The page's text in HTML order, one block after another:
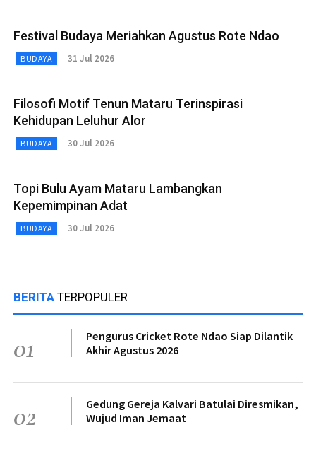
Festival Budaya Meriahkan Agustus Rote Ndao
BUDAYA 31 Jul 2026
Filosofi Motif Tenun Mataru Terinspirasi
Kehidupan Leluhur Alor
BUDAYA 30 Jul 2026
Topi Bulu Ayam Mataru Lambangkan
Kepemimpinan Adat
BUDAYA 30 Jul 2026
BERITA TERPOPULER
01
Pengurus Cricket Rote Ndao Siap Dilantik
Akhir Agustus 2026
02
Gedung Gereja Kalvari Batulai Diresmikan,
Wujud Iman Jemaat